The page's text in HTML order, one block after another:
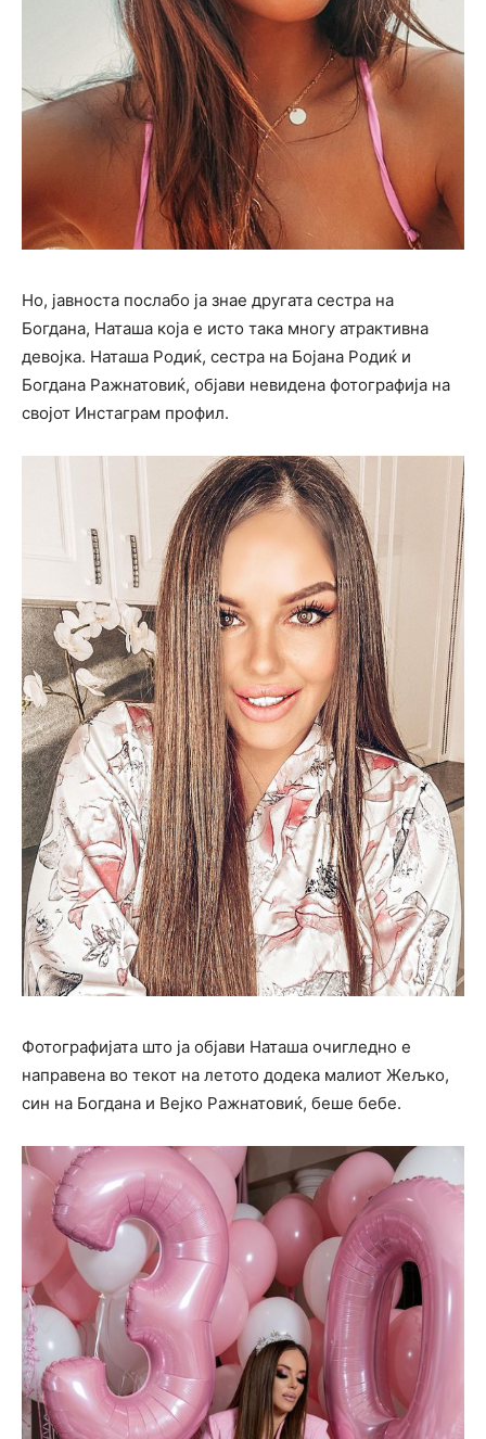
Но, јавноста послабо ја знае другата сестра на
Богдана, Наташа која е исто така многу атрактивна
девојка. Наташа Родиќ, сестра на Бојана Родиќ и
Богдана Ражнатовиќ, објави невидена фотографија на
својот Инстаграм профил.
Фотографијата што ја објави Наташа очигледно е
направена во текот на летото додека малиот Жељко,
син на Богдана и Веjко Ражнатовиќ, беше бебе.